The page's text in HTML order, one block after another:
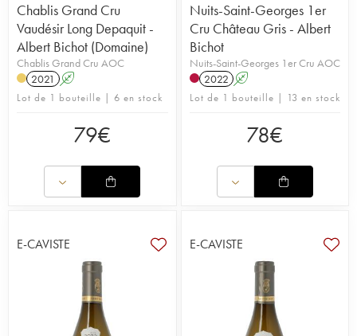
Chablis Grand Cru
Vaudésir Long Depaquit -
Albert Bichot (Domaine)
Chablis Grand Cru AOC
2021
A
Lot de 1 bouteille | 6 en stock
79€
Nuits-Saint-Georges 1er
Cru Château Gris - Albert
Bichot
Nuits-Saint-Georges 1er Cru AOC
2022 A
Lot de 1 bouteille | 13 en stock
78€
E-CAVISTE E-CAVISTE